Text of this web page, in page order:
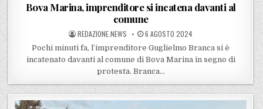
Bova Marina, imprenditore si incatena davanti al
comune
POSTED BY
REDAZIONE.NEWS POSTED ON
6 AGOSTO 2024
Pochi minuti fa, l’imprenditore Guglielmo Branca si è
incatenato davanti al comune di Bova Marina in segno di
protesta. Branca…